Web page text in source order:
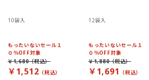
10袋入
もったいないセール１
０％OFF対象
￥1,512
￥1,680
12袋入
もったいないセール１
０％OFF対象
￥1,691
￥1,880